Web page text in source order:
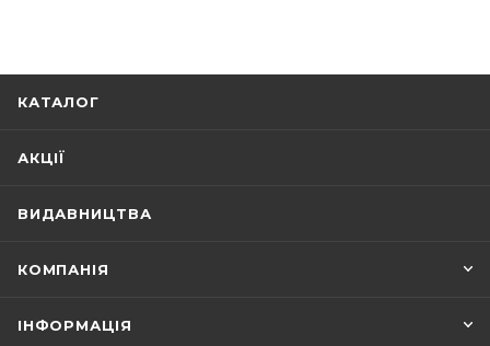
КАТАЛОГ
АКЦІЇ
ВИДАВНИЦТВА
КОМПАНІЯ
ІНФОРМАЦІЯ